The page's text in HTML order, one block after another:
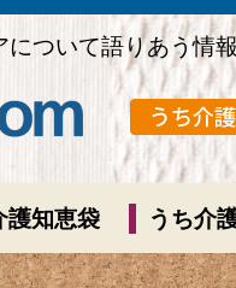
ついて語りあう情
護知恵袋 うち介